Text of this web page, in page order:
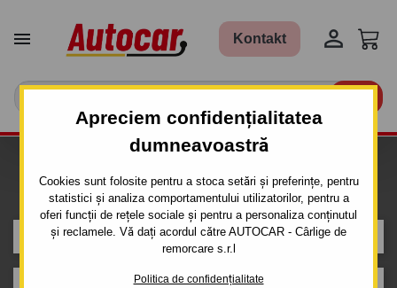
Apreciem confidențialitatea
dumneavoastră
Cookies sunt folosite pentru a stoca setări și preferințe, pentru
statistici și analiza comportamentului utilizatorilor, pentru a
oferi funcții de rețele sociale și pentru a personaliza conținutul
și reclamele. Vă dați acordul către AUTOCAR - Cârlige de
remorcare s.r.l
Politica de confidențialitate
 Kontakt 
mașina
OPEL